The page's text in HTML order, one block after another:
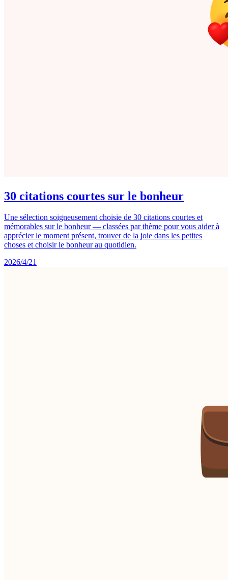
30 citations courtes sur le bonheur
Une sélection soigneusement choisie de 30 citations courtes et
mémorables sur le bonheur — classées par thème pour vous aider à
apprécier le moment présent, trouver de la joie dans les petites
choses et choisir le bonheur au quotidien.
2026/4/21